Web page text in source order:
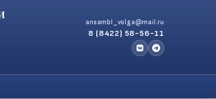
ansambl_volga@mail.ru
8 (8422) 58-56-11